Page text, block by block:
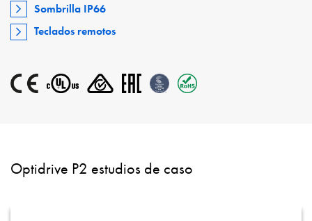
Sombrilla IP66
Teclados remotos
Optidrive P2 estudios de caso